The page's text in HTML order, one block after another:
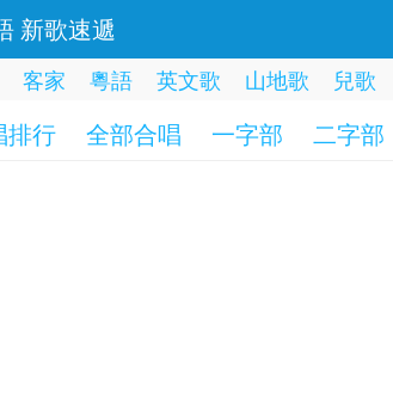
新歌速遞
客家 粵語 英文歌 山地歌 兒歌
排行 全部合唱 一字部 二字部